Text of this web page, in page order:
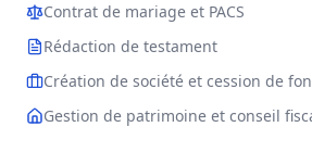
Contrat de mariage et PACS
Rédaction de testament
Création de société et cession de
Gestion de patrimoine et conseil